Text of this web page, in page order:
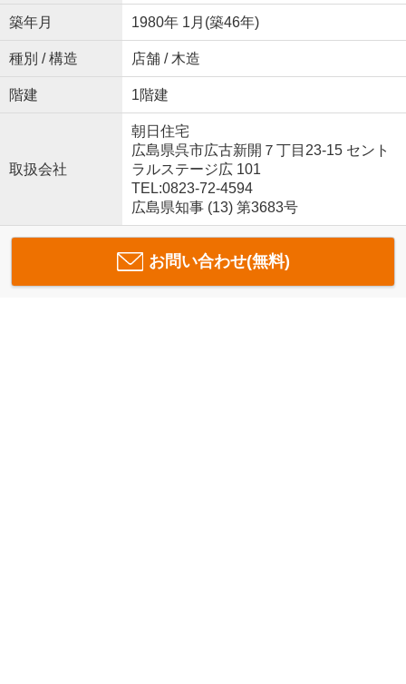
築年月 1980年 1月(築46年)
種別 / 構造 店舗 / 木造
階建 1階建
取扱会社
朝日住宅
広島県呉市広古新開７丁目23-15 セント
ラルステージ広 101
TEL:0823-72-4594
広島県知事 (13) 第3683号
お問い合わせ(無料)